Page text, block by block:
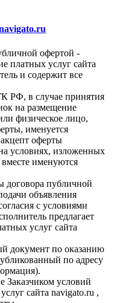
офертой -
платных услуг сайта
и содержит все
РФ, в случае принятия
на размещение
физическое лицо,
именуется
оферты
условиях, изложенных
именуются
договора публичной
объявления
с условиями
предлагает
услуг сайта
документ по оказанию
по адресу
Заказчиком условий
сайта navigato.ru ,